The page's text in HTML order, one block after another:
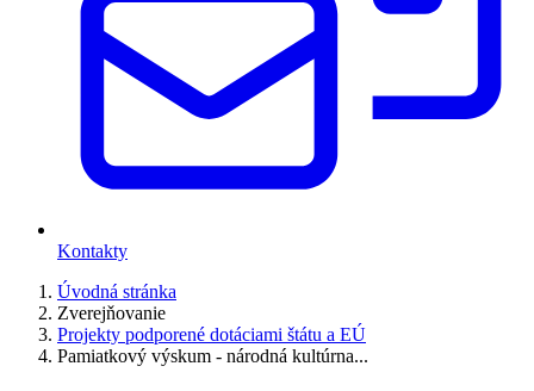
Kontakty
Úvodná stránka
Zverejňovanie
Projekty podporené dotáciami štátu a EÚ
Pamiatkový výskum - národná kultúrna...